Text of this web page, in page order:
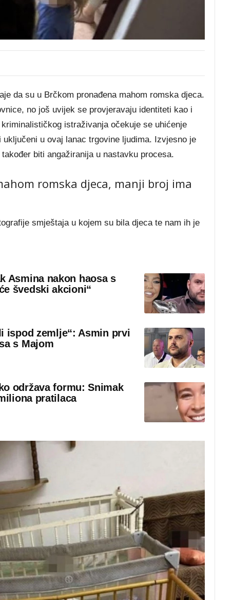
da su u Brčkom pronađena mahom romska djeca.
no još uvijek se provjeravaju identiteti kao i
istraživanja očekuje se uhićenje
u ovaj lanac trgovine ljudima. Izvjesno je
biti angažiranija u nastavku procesa.
romska djeca, manji broj ima
smještaja u kojem su bila djeca te nam ih je
Asmina nakon haosa s
švedski akcioni“
ispod zemlje“: Asmin prvi
s Majom
održava formu: Snimak
pratilaca